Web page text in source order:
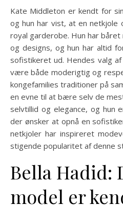
Kate Middleton er kendt for
og hun har vist, at en netkjole
royal garderobe. Hun har
og designs, og hun har altid
sofistikeret ud. Hendes valg
være både moderigtig og
kongefamilies traditioner på
en evne til at bære selv de
selvtillid og elegance, og hun
der ønsker at opnå en
netkjoler har inspireret
stigende popularitet af denne
Bella Hadid:
model er